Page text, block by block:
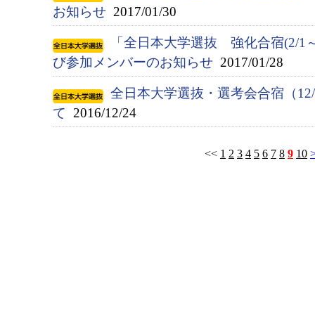
お知らせ 2017/01/30
「全日本大学選抜 強化合宿(2/
び参加メンバーのお知らせ 2017/01/28
全日本大学選抜・選考会合宿（
て 2016/12/24
<< 1 2 3 4 5 6 7 8 9 10